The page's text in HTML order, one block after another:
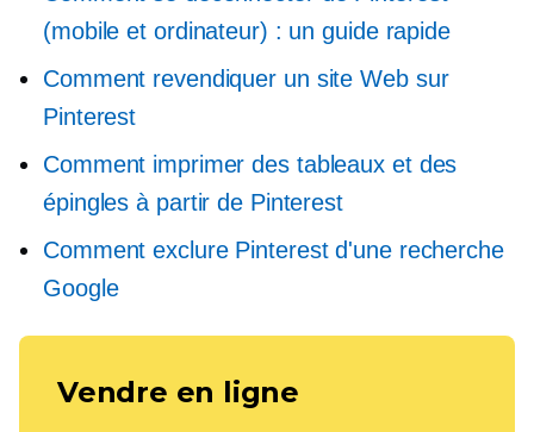
(mobile et ordinateur) : un guide rapide
Comment revendiquer un site Web sur
Pinterest
Comment imprimer des tableaux et des
épingles à partir de Pinterest
Comment exclure Pinterest d'une recherche
Google
Vendre en ligne